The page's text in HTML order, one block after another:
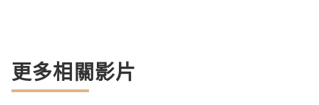
更多相關影片